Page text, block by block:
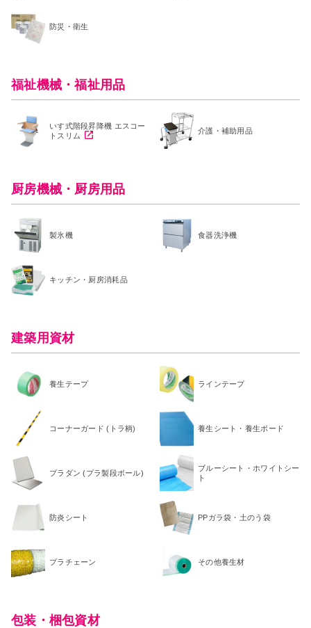
防災・衛生
福祉機械・福祉用品
いす式階段昇降機 エスコー
トスリム
介護・補助用品
厨房機械・厨房用品
製氷機 食器洗浄機
キッチン・厨房消耗品
建築用資材
養生テープ ラインテープ
コーナーガード (トラ柄) 養生シート・養生ボード
プラダン (プラ製段ボール)
ブルーシート・ホワイトシー
ト
防炎シート PPガラ袋・土のう袋
プラチェーン その他養生材
包装・梱包資材